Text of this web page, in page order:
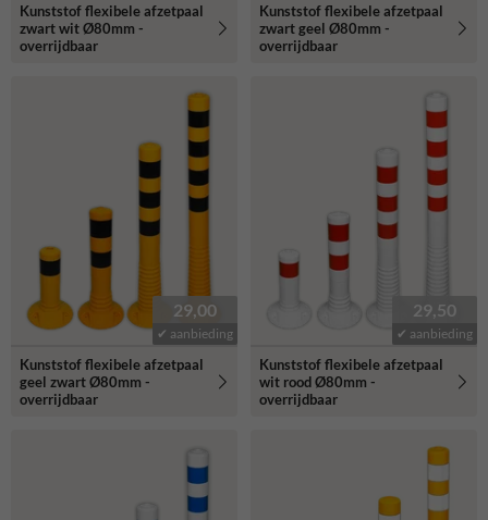
Kunststof flexibele afzetpaal
zwart wit Ø80mm -
overrijdbaar
Kunststof flexibele afzetpaal
zwart geel Ø80mm -
overrijdbaar
29,00
✔ aanbieding
Kunststof flexibele afzetpaal
geel zwart Ø80mm -
overrijdbaar
29,50
✔ aanbieding
Kunststof flexibele afzetpaal
wit rood Ø80mm -
overrijdbaar